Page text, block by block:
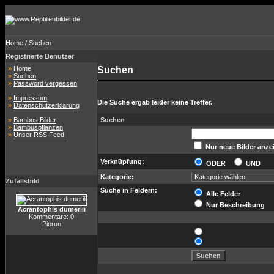
Home / Suchen
Registrierte Benutzer
» Home
» Suchen
» Password vergessen
» Impressum
» Datenschutzerklärung
» Bambus Bilder
» Bambuspflanzen
» Unser RSS Feed
Zufallsbild
Acrantophis dumerili
Kommentare: 0
Piorun
Suchen
Die Suche ergab leider keine Treffer.
Suchen
Nur neue Bilder
Verknüpfung:
ODER
UND
Kategorie:
Suche in Feldern:
Alle Felder
Nur Beschreibung